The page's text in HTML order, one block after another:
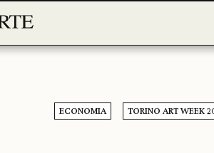
ECONOMIA TORINO ART WEEK